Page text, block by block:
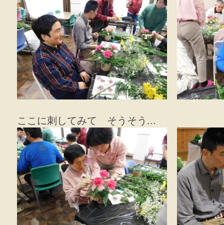
ここに刺してみて そうそう...